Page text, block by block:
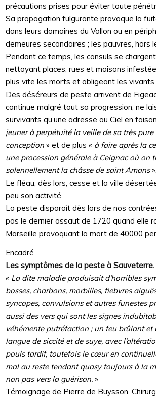
précautions prises pour éviter toute
Sa propagation fulgurante provoque la
dans leurs domaines du Vallon ou en
demeures secondaires ; les pauvres, hors
Pendant ce temps, les consuls se
nettoyant places, rues et maisons
plus vite les morts et obligeant les vivants
Des déséreurs de peste arrivent de
continue malgré tout sa progression, ne
survivants qu’une adresse au Ciel en
jeuner à perpétuité la veille de sa très
conception » et de plus « à faire après la
une procession générale à Ceignac où on
solennellement la châsse de saint Amans».
Le fléau, dès lors, cesse et la ville
peu son activité.
La peste disparaît dès lors de nos
pas le dernier assaut de 1720 quand elle
Marseille provoquant la mort de 40000
Encadré
Les symptômes de la peste à
« La dite maladie produisait d’horribles
bosses, charbons, morbilles, fiebvres
syncopes, convulsions et autres funestes
aussi des vers qui sont les signes
véhémente putréfaction ; un feu brûlant
langue de siccité et de suye, avec
pouls tardif, toutefois le cœur en
mal au reste tendant quasy toujours à la
non pas vers la guérison. »
Témoignage de Pierre de Buysson.